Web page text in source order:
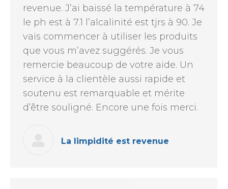
revenue. J’ai baissé la température à 74
le ph est à 7.1 l’alcalinité est tjrs à 90. Je
vais commencer à utiliser les produits
que vous m’avez suggérés. Je vous
remercie beaucoup de votre aide. Un
service à la clientèle aussi rapide et
soutenu est remarquable et mérite
d’être souligné. Encore une fois merci.
La limpidité est revenue